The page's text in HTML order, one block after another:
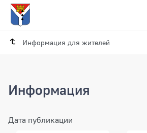
Информация для жителей
Информация
Дата публикации